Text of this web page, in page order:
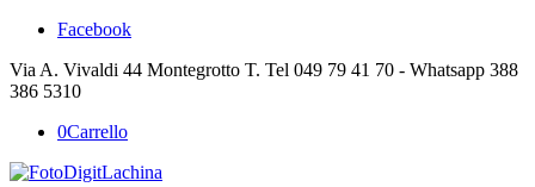
Facebook
Via A. Vivaldi 44 Montegrotto T. Tel 049 79 41 70 - Whatsapp 388
386 5310
0Carrello